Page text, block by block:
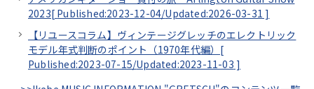
2023[ Published:2023-12-04/Updated:2026-03-31 ]
【リユースコラム】ヴィンテージグレッチのエレクトリック
モデル年式判断のポイント（1970年代編）[
Published:2023-07-15/Updated:2023-11-03 ]